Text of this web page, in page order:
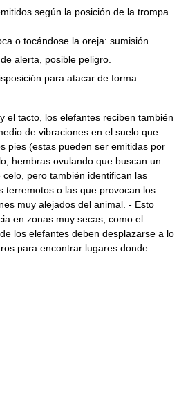
según la posición de la trompa
o tocándose la oreja: sumisión.
alerta, posible peligro.
para atacar de forma
el tacto, los elefantes reciben también
de vibraciones en el suelo que
pies (estas pueden ser emitidas por
hembras ovulando que buscan un
pero también identifican las
terremotos o las que provocan los
muy alejados del animal. - Esto
en zonas muy secas, como el
los elefantes deben desplazarse a lo
para encontrar lugares donde